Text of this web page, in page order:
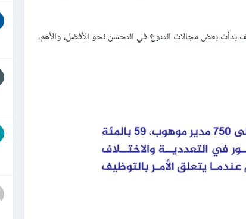
بدأت بعض مجالات التنوع في التحسن نحو الأفضل، والأهم،